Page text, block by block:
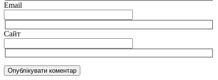
Email
Сайт